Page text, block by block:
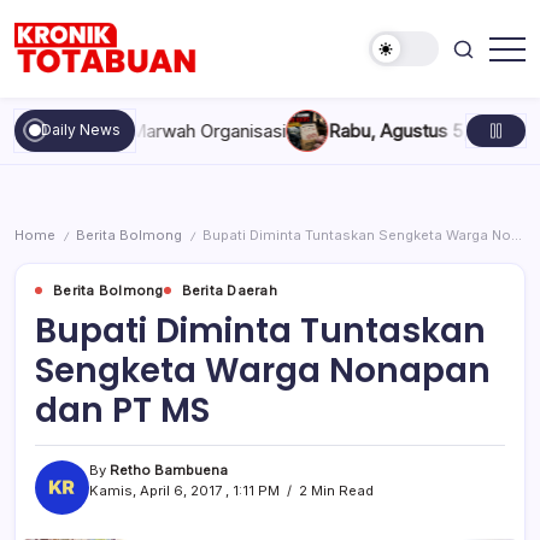
content
Totabuan
hari
ini
Kronik
Daily News
Marwah Organisasi Rabu, Agustus 5, 2026 , 11:44 AM
Home / Berita Bolmong / Bupati Diminta Tuntaskan Sengketa Warga Nonapan dan PT MS
Berita Bolmong Berita Daerah
Bupati Diminta Tuntaskan
Sengketa Warga Nonapan
dan PT MS
By Retho Bambuena
Kamis, April 6, 2017 , 1:11 PM
2 Min Read